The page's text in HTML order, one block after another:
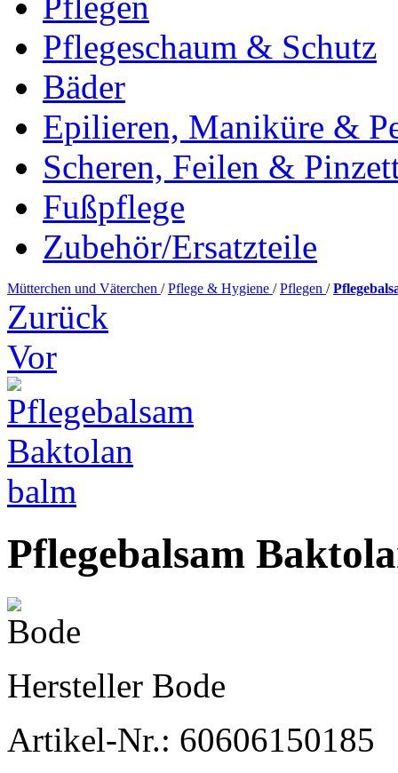
Pflegeschaum & Schutz
Bäder
Epilieren, Maniküre &
Scheren, Feilen &
Fußpflege
Zubehör/Ersatzteile
Mütterchen und Väterchen / Pflege & Hygiene / Pflegen /
Zurück
Vor
Pflegebalsam
Hersteller Bode
Artikel-Nr.: 60606150185